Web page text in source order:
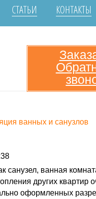
СТАТЬИ КОНТАКТЫ
ванных и санузлов
санузел, ванная
других квартир
оформленных